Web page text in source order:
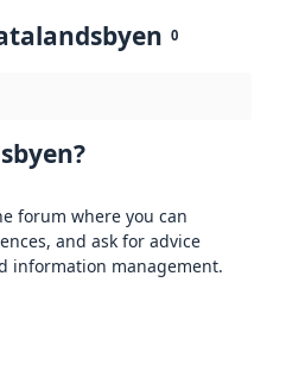
0
forum where you can
and ask for advice
information management.